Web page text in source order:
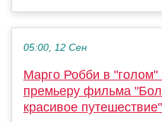
05:00, 12 Сен
Марго Робби в "голом"
премьеру фильма
красивое путешествие"